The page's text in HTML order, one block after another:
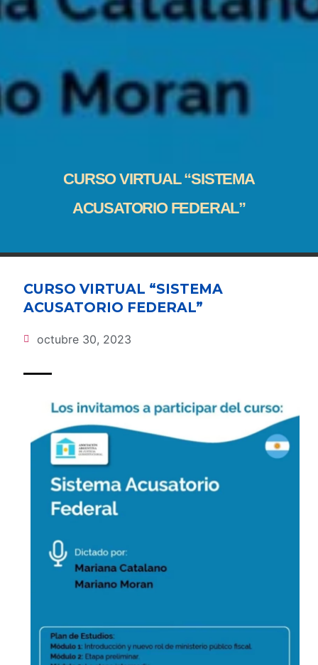
CURSO VIRTUAL “SISTEMA
ACUSATORIO FEDERAL”
CURSO VIRTUAL “SISTEMA
ACUSATORIO FEDERAL”
octubre 30, 2023